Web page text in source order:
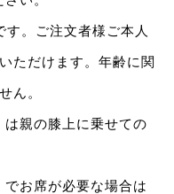
す。ご注文者様ご本人
ただけます。年齢に関
ん。
は親の膝上に乗せての
でお席が必要な場合は